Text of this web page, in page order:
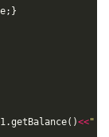
; }
.getBalance( )<<"